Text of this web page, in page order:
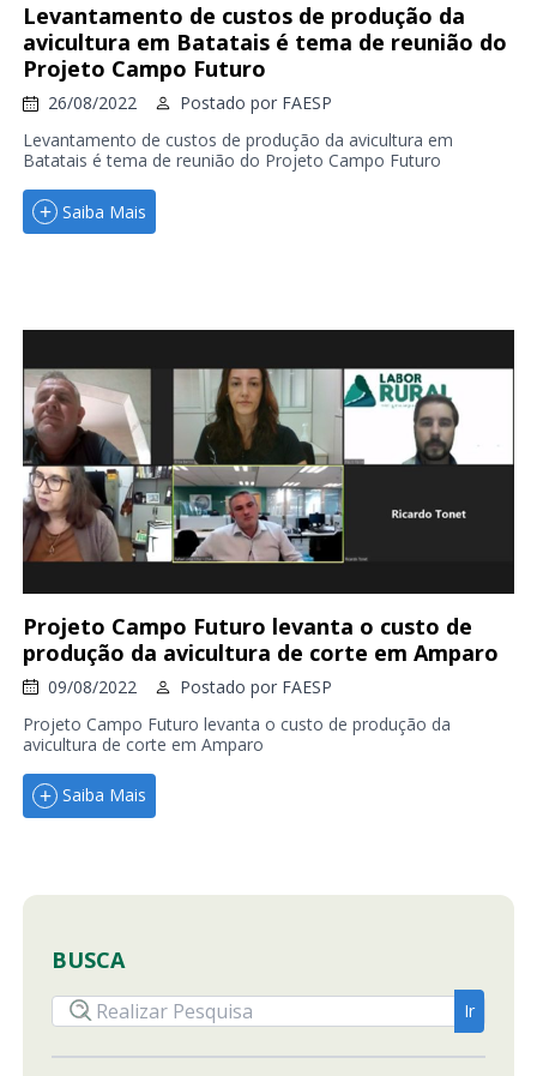
Levantamento de custos de produção da
avicultura em Batatais é tema de reunião do
Projeto Campo Futuro
26/08/2022 Postado por FAESP
Levantamento de custos de produção da avicultura em
Batatais é tema de reunião do Projeto Campo Futuro
Saiba Mais
Projeto Campo Futuro levanta o custo de
produção da avicultura de corte em Amparo
09/08/2022 Postado por FAESP
Projeto Campo Futuro levanta o custo de produção da
avicultura de corte em Amparo
Saiba Mais
BUSCA